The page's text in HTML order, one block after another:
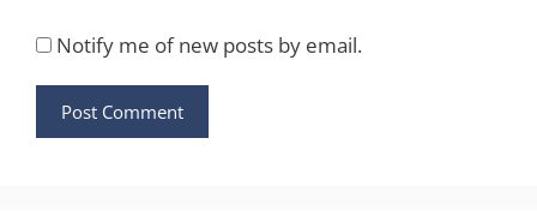
Notify me of new posts by email.